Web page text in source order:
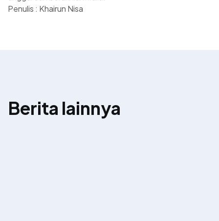
Penulis : Khairun Nisa
Berita lainnya